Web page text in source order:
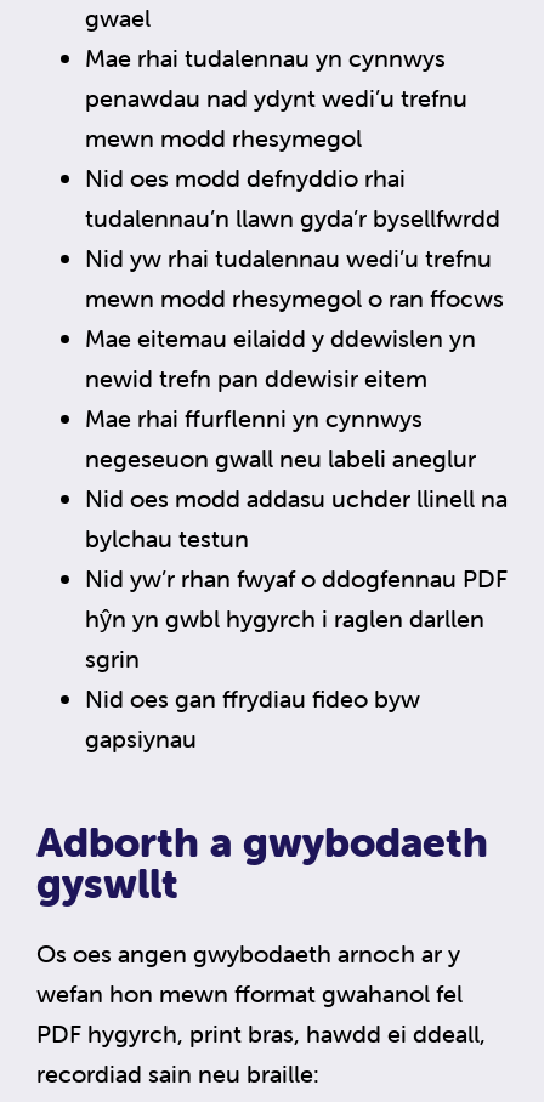
gwael
Mae rhai tudalennau yn cynnwys
penawdau nad ydynt wedi’u trefnu
mewn modd rhesymegol
Nid oes modd defnyddio rhai
tudalennau’n llawn gyda’r bysellfwrdd
Nid yw rhai tudalennau wedi’u trefnu
mewn modd rhesymegol o ran ffocws
Mae eitemau eilaidd y ddewislen yn
newid trefn pan ddewisir eitem
Mae rhai ffurflenni yn cynnwys
negeseuon gwall neu labeli aneglur
Nid oes modd addasu uchder llinell na
bylchau testun
Nid yw’r rhan fwyaf o ddogfennau PDF
hŷn yn gwbl hygyrch i raglen darllen
sgrin
Nid oes gan ffrydiau fideo byw
gapsiynau
Adborth a gwybodaeth
gyswllt
Os oes angen gwybodaeth arnoch ar y
wefan hon mewn fformat gwahanol fel
PDF hygyrch, print bras, hawdd ei ddeall,
recordiad sain neu braille: